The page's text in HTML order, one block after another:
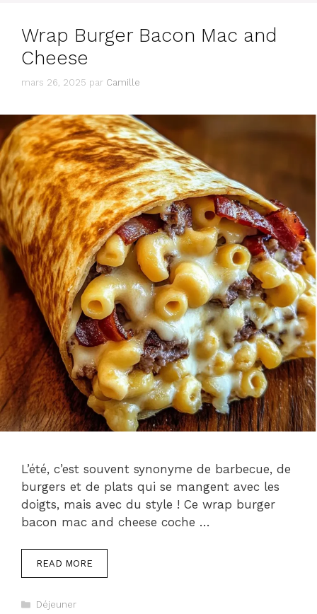
Wrap Burger Bacon Mac and
Cheese
mars 26, 2025 par Camille
L’été, c’est souvent synonyme de barbecue, de
burgers et de plats qui se mangent avec les
doigts, mais avec du style ! Ce wrap burger
bacon mac and cheese coche …
READ MORE
Catégories
Déjeuner